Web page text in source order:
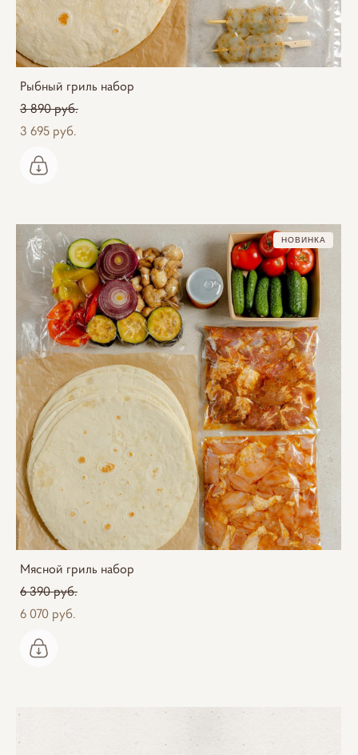
Рыбный гриль набор
3 890 pуб.
3 695 pуб.
НОВИНКА
Мясной гриль набор
6 390 pуб.
6 070 pуб.